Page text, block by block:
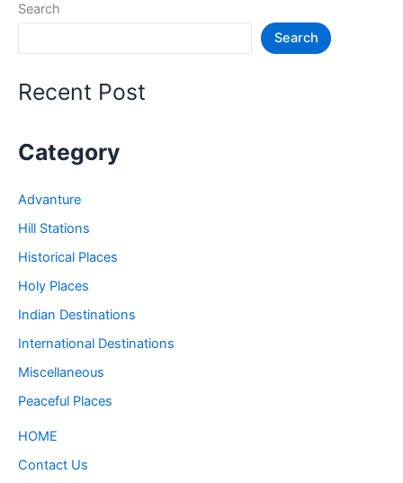
–
India
Search
Search
Recent Post
Category
Advanture
Hill Stations
Historical Places
Holy Places
Indian Destinations
International Destinations
Miscellaneous
Peaceful Places
HOME
Contact Us